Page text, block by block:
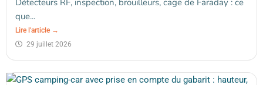
Détecteurs RF, inspection, brouilleurs, cage de Faraday : ce
que...
Lire l'article →
29 juillet 2026